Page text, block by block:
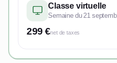
Classe virtuelle
Semaine du 21
299 €net de taxes